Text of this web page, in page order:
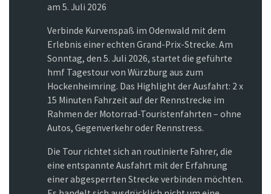
am 5. Juli 2026
Verbinde Kurvenspaß im Odenwald mit dem
Erlebnis einer echten Grand-Prix-Strecke. Am
Sonntag, den 5. Juli 2026, startet die geführte
hmf Tagestour von Würzburg aus zum
Hockenheimring. Das Highlight der Ausfahrt: 2 x
15 Minuten Fahrzeit auf der Rennstrecke im
Rahmen der Motorrad-Touristenfahrten – ohne
Autos, Gegenverkehr oder Rennstress.
Die Tour richtet sich an routinierte Fahrer, die
eine entspannte Ausfahrt mit der Erfahrung
einer abgesperrten Strecke verbinden möchten.